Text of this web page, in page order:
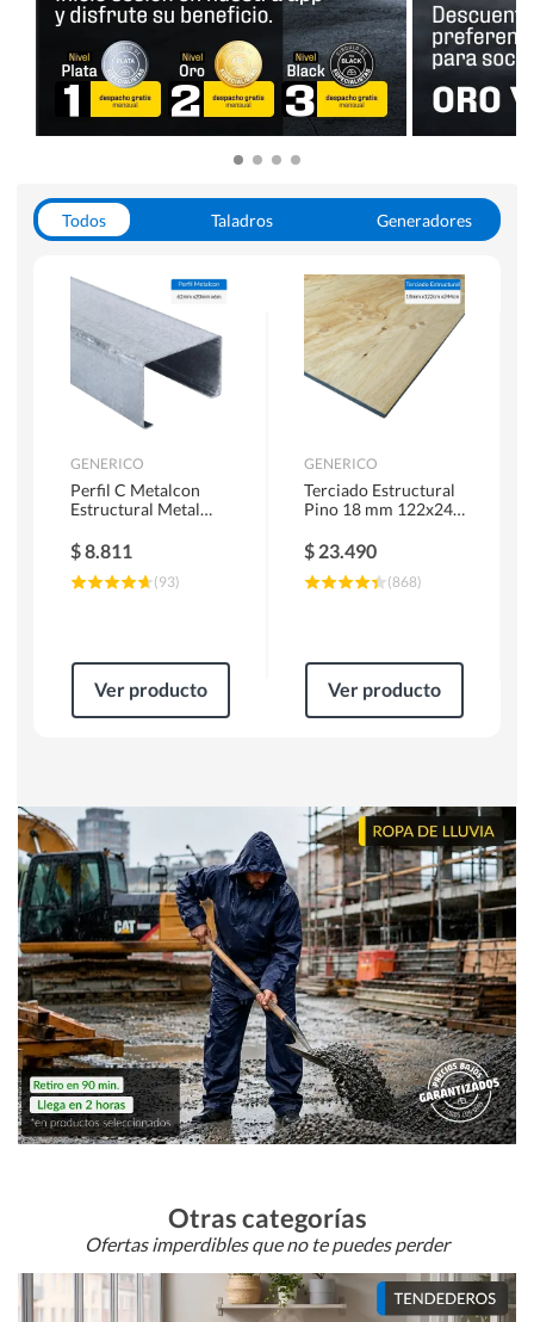
Todos Taladros
Generadores
Herramientas Manuales
Sierras Circulares
GENERICO
Perfil C Metalcon
Estructural Metal
$8.811
(93)
Ver producto
GENERICO
Terciado Estructural
Pino 18 mm 122x244
$ 23.490
(868)
Ver producto
Otras categorías
Ofertas imperdibles que no te puedes perder